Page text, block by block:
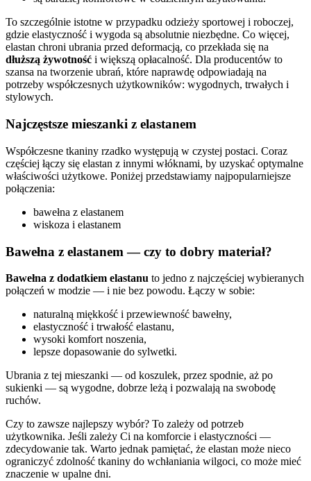
To szczególnie istotne w przypadku odzieży sportowej i roboczej,
gdzie elastyczność i wygoda są absolutnie niezbędne. Co więcej,
elastan chroni ubrania przed deformacją, co przekłada się na
dłuższą żywotność i większą opłacalność. Dla producentów to
szansa na tworzenie ubrań, które naprawdę odpowiadają na
potrzeby współczesnych użytkowników: wygodnych, trwałych i
stylowych.
Najczęstsze mieszanki z elastanem
Współczesne tkaniny rzadko występują w czystej postaci. Coraz
częściej łączy się elastan z innymi włóknami, by uzyskać optymalne
właściwości użytkowe. Poniżej przedstawiamy najpopularniejsze
połączenia:
bawełna z elastanem
wiskoza i elastanem
Bawełna z elastanem — czy to dobry materiał?
Bawełna z dodatkiem elastanu to jedno z najczęściej wybieranych
połączeń w modzie — i nie bez powodu. Łączy w sobie:
naturalną miękkość i przewiewność bawełny,
elastyczność i trwałość elastanu,
wysoki komfort noszenia,
lepsze dopasowanie do sylwetki.
Ubrania z tej mieszanki — od koszulek, przez spodnie, aż po
sukienki — są wygodne, dobrze leżą i pozwalają na swobodę
ruchów.
Czy to zawsze najlepszy wybór? To zależy od potrzeb
użytkownika. Jeśli zależy Ci na komforcie i elastyczności —
zdecydowanie tak. Warto jednak pamiętać, że elastan może nieco
ograniczyć zdolność tkaniny do wchłaniania wilgoci, co może mieć
znaczenie w upalne dni.